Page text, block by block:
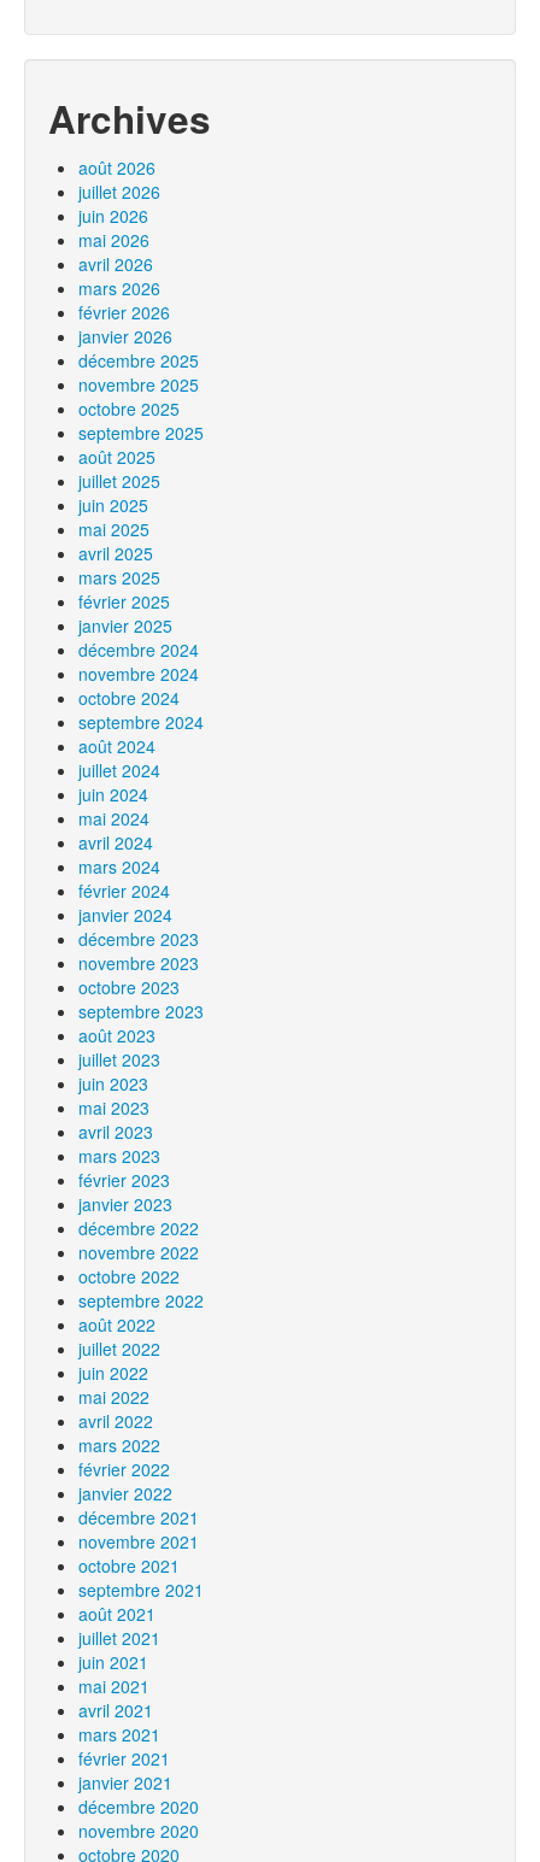
Archives
août 2026
juillet 2026
juin 2026
mai 2026
avril 2026
mars 2026
février 2026
janvier 2026
décembre 2025
novembre 2025
octobre 2025
septembre 2025
août 2025
juillet 2025
juin 2025
mai 2025
avril 2025
mars 2025
février 2025
janvier 2025
décembre 2024
novembre 2024
octobre 2024
septembre 2024
août 2024
juillet 2024
juin 2024
mai 2024
avril 2024
mars 2024
février 2024
janvier 2024
décembre 2023
novembre 2023
octobre 2023
septembre 2023
août 2023
juillet 2023
juin 2023
mai 2023
avril 2023
mars 2023
février 2023
janvier 2023
décembre 2022
novembre 2022
octobre 2022
septembre 2022
août 2022
juillet 2022
juin 2022
mai 2022
avril 2022
mars 2022
février 2022
janvier 2022
décembre 2021
novembre 2021
octobre 2021
septembre 2021
août 2021
juillet 2021
juin 2021
mai 2021
avril 2021
mars 2021
février 2021
janvier 2021
décembre 2020
novembre 2020
octobre 2020